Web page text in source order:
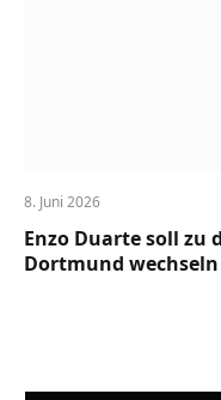
8. Juni 2026
Enzo Duarte soll zu
Dortmund wechseln